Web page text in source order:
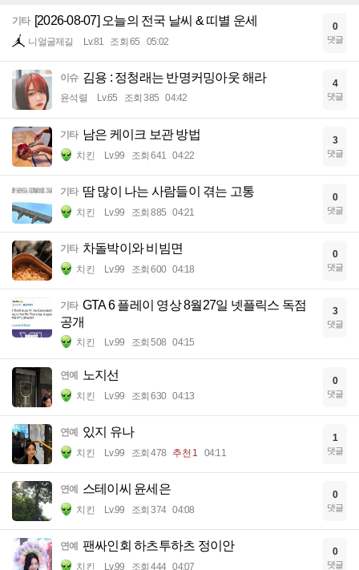
기타 [2026-08-07] 오늘의 전국 날씨 & 띠별 운세
니얼굴제길 Lv.81 조회 65 05:02
0
댓글
이슈 김용 : 정청래는 반명커밍아웃 해라
윤석렬 Lv.65 조회 385 04:42
4
댓글
기타 남은 케이크 보관 방법
치킨 Lv.99 조회 641 04:22
3
댓글
기타 땀 많이 나는 사람들이 겪는 고통
치킨 Lv.99 조회 885 04:21
0
댓글
기타 차돌박이와 비빔면
치킨 Lv.99 조회 600 04:18
0
댓글
기타 GTA 6 플레이 영상 8월27일 넷플릭스 독점
공개
치킨 Lv.99 조회 508 04:15
3
댓글
연예 노지선
치킨 Lv.99 조회 630 04:13
0
댓글
연예 있지 유나
치킨 Lv.99 조회 478 추천 1 04:11
1
댓글
연예 스테이씨 윤세은
치킨 Lv.99 조회 374 04:08
0
댓글
연예 팬싸인회 하츠투하츠 정이안
치킨 Lv.99 조회 444 04:07
0
댓글